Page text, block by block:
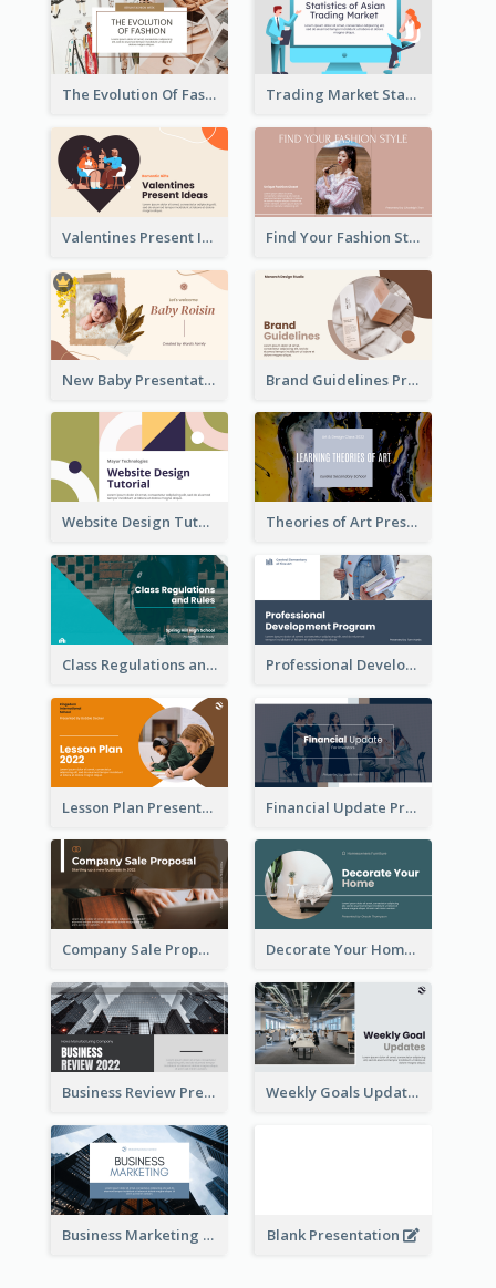
The Evolution Of Fashion Presentation Trading Market Statistics Presentation
Valentines Present Ideas Presentation Find Your Fashion Style Presentation
New Baby Presentation Brand Guidelines Presentation
Website Design Tutorial Presentation Theories of Art Presentation
Class Regulations and Rules Presentation Professional Development Program Presentation
Lesson Plan Presentation Financial Update Presentation
Company Sale Proposal Decorate Your Home Presentation
Business Review Presentations Weekly Goals Updates Presentation
Business Marketing Presentation Blank Presentation